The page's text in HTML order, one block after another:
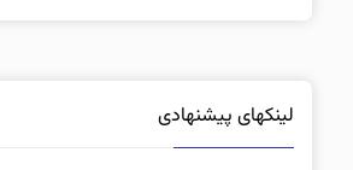
لینکهای پیشنهادی